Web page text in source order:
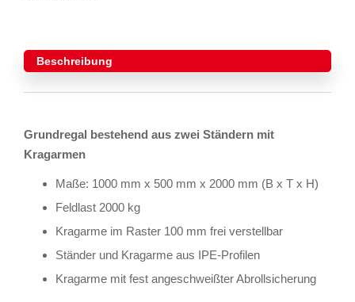
Beschreibung
Grundregal bestehend aus zwei Ständern mit
Kragarmen
Maße: 1000 mm x 500 mm x 2000 mm (B x T x H)
Feldlast 2000 kg
Kragarme im Raster 100 mm frei verstellbar
Ständer und Kragarme aus IPE-Profilen
Kragarme mit fest angeschweißter Abrollsicherung